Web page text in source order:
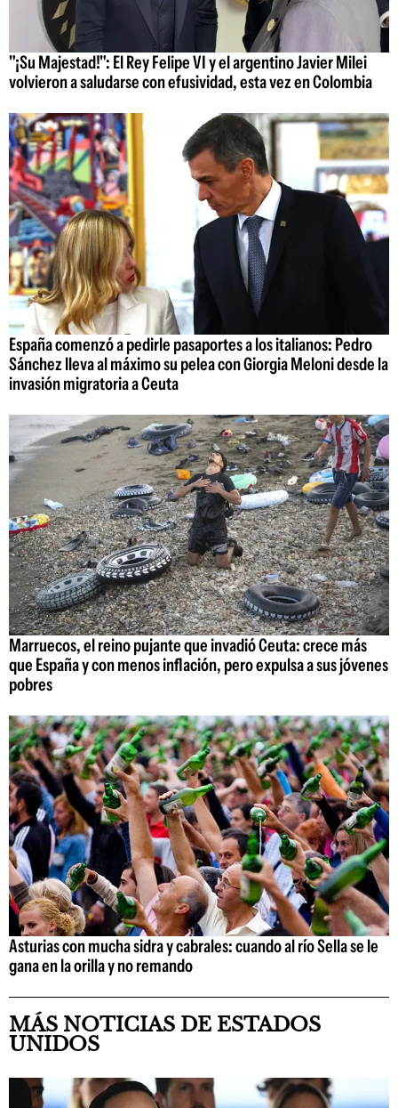
"¡Su Majestad!": El Rey Felipe VI y el argentino Javier Milei
volvieron a saludarse con efusividad, esta vez en Colombia
España comenzó a pedirle pasaportes a los italianos: Pedro
Sánchez lleva al máximo su pelea con Giorgia Meloni desde la
invasión migratoria a Ceuta
Marruecos, el reino pujante que invadió Ceuta: crece más
que España y con menos inflación, pero expulsa a sus jóvenes
pobres
Asturias con mucha sidra y cabrales: cuando al río Sella se le
gana en la orilla y no remando
MÁS NOTICIAS DE ESTADOS
UNIDOS